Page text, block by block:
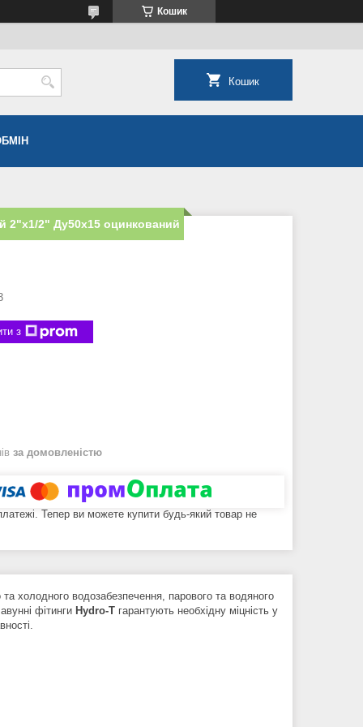
Кошик
Кошик
2"х1/2" Ду50х15 оцинкований
з
за домовленістю
Тепер ви можете купити будь-який товар не
холодного водозабезпечення, парового та водяного
фітинги Hydro-T гарантують необхідну міцність у